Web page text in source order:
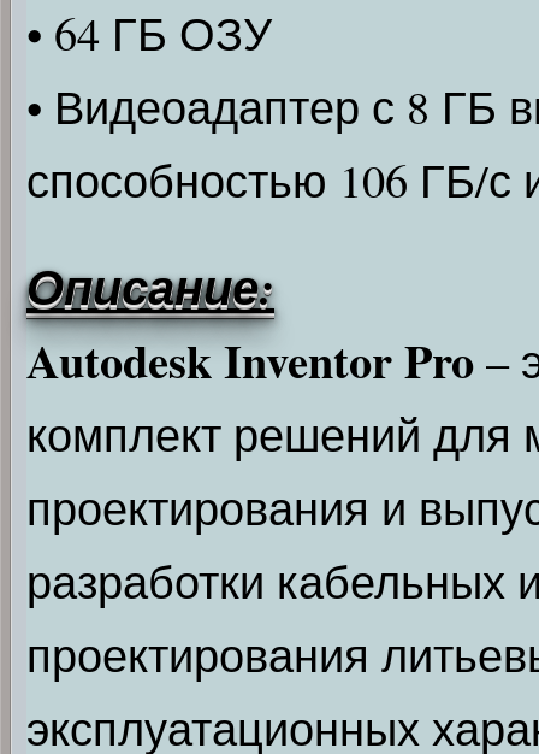
• 64 ГБ ОЗУ
• Видеоадаптер с 8 ГБ
способностью 106 ГБ/с
Описание:
Autodesk Inventor Pro–
комплект решений для
проектирования и
разработки кабельных
проектирования
эксплуатационных